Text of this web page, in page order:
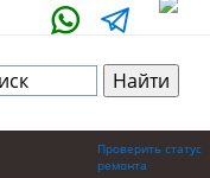
Проверить статус
ремонта